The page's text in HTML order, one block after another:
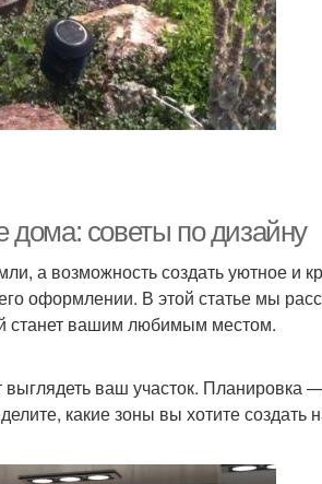
дома: советы по дизайну
а возможность создать уютное и
оформлении. В этой статье мы
станет вашим любимым местом.
ваш участок. Планировка
какие зоны вы хотите создать